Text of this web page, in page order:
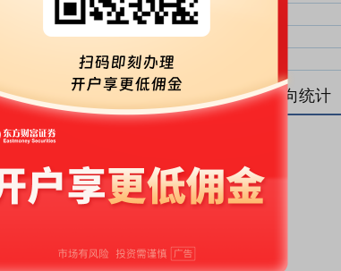
大单净比：
中单净比：
盘后资金流向统计